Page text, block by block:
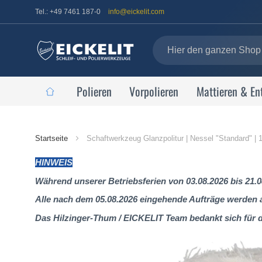
Tel.: +49 7461 187-0 info@eickelit.com
Polieren Vorpolieren Mattieren &
Startseite Schaftwerkzeug Glanzpolitur | Nessel "Standard" |
HINWEIS
Während unserer Betriebsferien von 03.08.2026 bis
Alle nach dem 05.08.2026 eingehende Aufträge
Das Hilzinger-Thum / EICKELIT Team bedankt sich für